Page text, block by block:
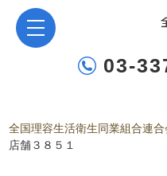
03-
全国理容生活衛生同業組合連合
店舗３８５１